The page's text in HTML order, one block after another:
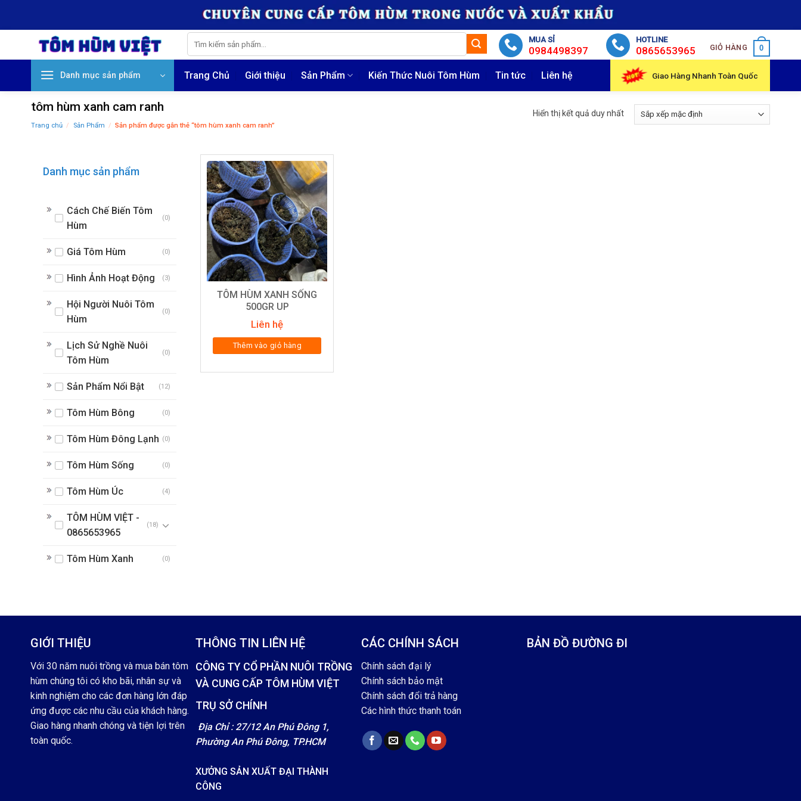
Tìm
kiếm:
MUA SỈ
0984498397
HOTLINE
0865653965 GIỎ HÀNG 0
Danh mục sản phẩm Trang Chủ Giới thiệu Sản Phẩm Kiến Thức Nuôi Tôm Hùm Tin tức Liên hệ Giao Hàng Nhanh Toàn Quốc
tôm hùm xanh cam ranh
Trang chủ / Sản Phẩm / Sản phẩm được gắn thẻ “tôm hùm xanh cam ranh”
Hiển thị kết quả duy nhất
Danh mục sản phẩm
Cách Chế Biến Tôm
Hùm
(0)
Giá Tôm Hùm (0)
Hình Ảnh Hoạt Động (3)
Hội Người Nuôi Tôm
Hùm
(0)
Lịch Sử Nghề Nuôi
Tôm Hùm
(0)
Sản Phẩm Nổi Bật (12)
Tôm Hùm Bông (0)
Tôm Hùm Đông Lạnh (0)
Tôm Hùm Sống (0)
Tôm Hùm Úc (4)
TÔM HÙM VIỆT -
0865653965
(18)
Tôm Hùm Xanh (0)
TÔM HÙM XANH SỐNG
500GR UP
Liên hệ
Thêm vào giỏ hàng
GIỚI THIỆU
Với 30 năm nuôi trồng và mua bán tôm
hùm chúng tôi có kho bãi, nhân sự và
kinh nghiệm cho các đơn hàng lớn đáp
ứng được các nhu cầu của khách hàng.
Giao hàng nhanh chóng và tiện lợi trên
toàn quốc.
THÔNG TIN LIÊN HỆ
CÔNG TY CỔ PHẦN NUÔI TRỒNG
VÀ CUNG CẤP TÔM HÙM VIỆT
TRỤ SỞ CHÍNH
Địa Chỉ : 27/12 An Phú Đông 1,
Phường An Phú Đông, TP.HCM
XƯỞNG SẢN XUẤT ĐẠI THÀNH
CÔNG
CÁC CHÍNH SÁCH
Chính sách đại lý
Chính sách bảo mật
Chính sách đổi trả hàng
Các hình thức thanh toán
BẢN ĐỒ ĐƯỜNG ĐI